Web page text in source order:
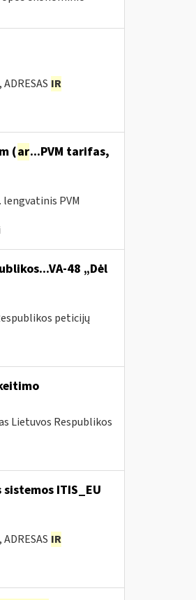
IR
(ar...PVM tarifas,
PVM
48 „Dėl
peticijų
Lietuvos Respublikos
ITIS_EU
IR